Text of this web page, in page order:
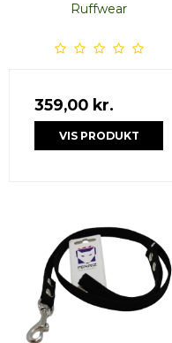
Ruffwear
359,00 kr.
VIS PRODUKT